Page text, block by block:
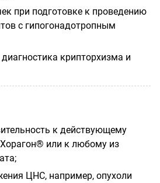
при подготовке к проведению
с гипогонадотропным
крипторхизма и
к действующему
или к любому из
ЦНС, например, опухоли